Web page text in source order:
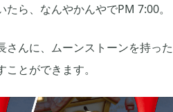
ら、なんやかんやでPM 7:00。
さんに、ムーンストーンを持った
とができます。